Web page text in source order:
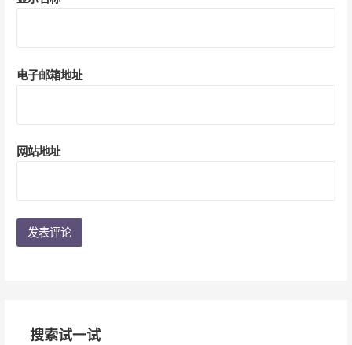
电子邮箱地址
网站地址
搜索试一试